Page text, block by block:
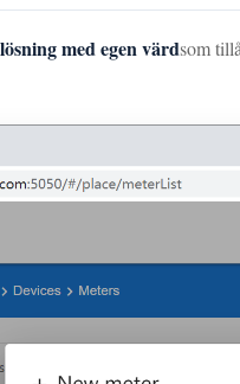
med egen värdsom